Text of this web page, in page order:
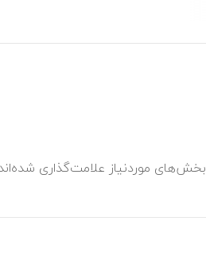
بخش‌های موردنیاز علامت‌گذاری